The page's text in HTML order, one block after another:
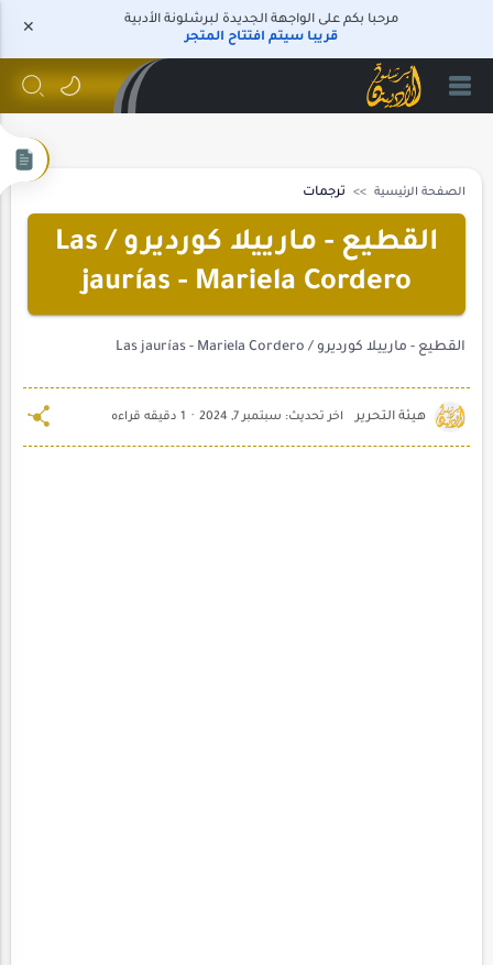
مرحبا بكم على الواجهة الجديدة لبرشلونة الأدبية
قريبا سيتم افتتاح المتجر
الصفحة الرئيسية ترجمات
القطيع - مارييلا كورديرو / Las
jaurías - Mariela Cordero
القطيع - مارييلا كورديرو / Las jaurías - Mariela Cordero
1 دقيقه قراءه